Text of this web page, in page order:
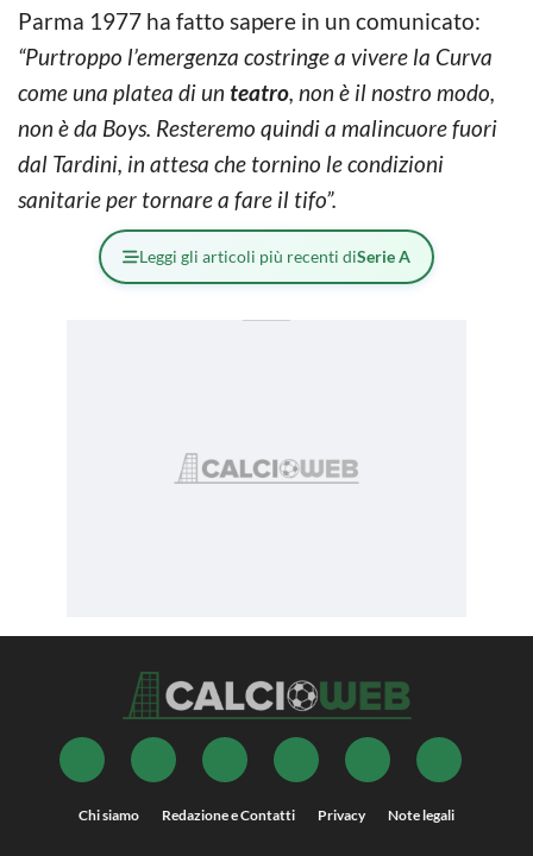
Parma 1977 ha fatto sapere in un comunicato:
“Purtroppo l’emergenza costringe a vivere la Curva
come una platea di un teatro, non è il nostro modo,
non è da Boys. Resteremo quindi a malincuore fuori
dal Tardini, in attesa che tornino le condizioni
sanitarie per tornare a fare il tifo”.
Leggi gli articoli più recenti diSerie A
Chi siamo Redazione e Contatti Privacy Note legali